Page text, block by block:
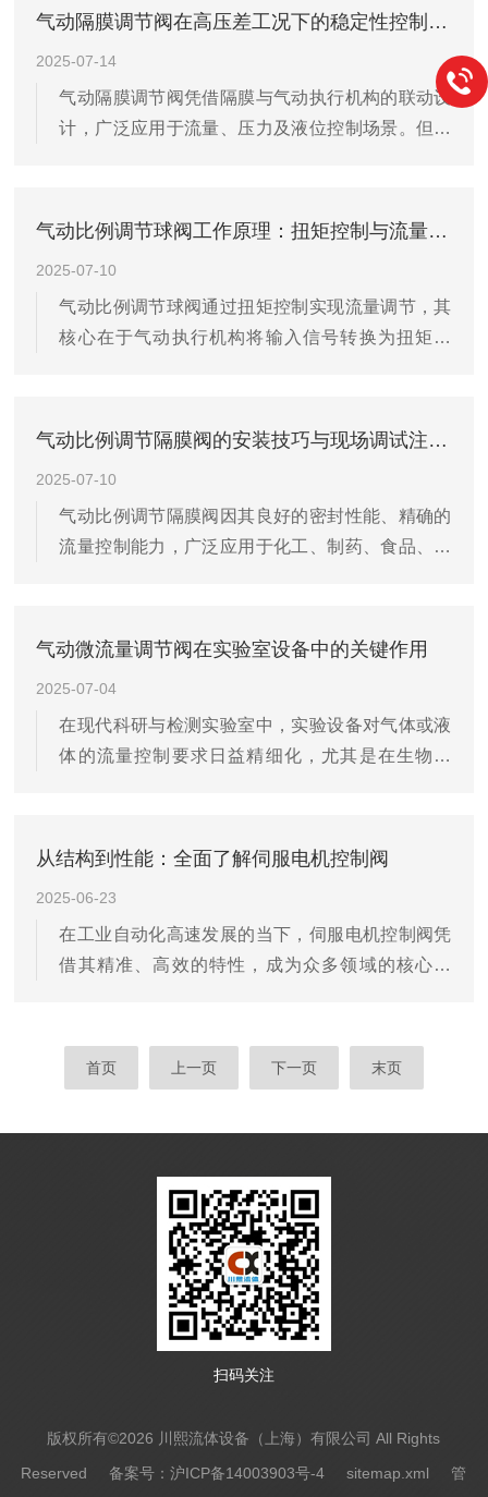
发现隐患，保障阀门稳定运行。​一、外观与结构检
UPVC阀体有无裂纹、变形或渗漏(尤其法兰密封
处)，可用干布擦拭连接部位，观察是否残留水渍或
介质痕迹；手动紧固螺栓(扭矩控制在厂家推荐值
气动隔膜调节阀在高压差工况下的稳定性控制方法
2025-07-14
气动隔膜调节阀凭借隔膜与气动执行机构的联动设
计，广泛应用于流量、压力及液位控制场景。但在
稳定性。如何优化其高压差工况下的性能？需从结
构优化：提升抗压与动态平衡能力1.​强化隔膜材质
与结构：高压差下，隔膜需承受更大冲击力。选用
多层复合隔膜(如PTFE+EPDM夹层)可兼顾耐压性
气动比例调节球阀工作原理：扭矩控制与流量特性的关系
2025-07-10
气动比例调节球阀通过扭矩控制实现流量调节，其
核心在于气动执行机构将输入信号转换为扭矩输
关系如下：扭矩控制机制气动比例调节球阀以压缩
电信号（如4-20mA电流信号），通过电气转换器将
其转换为与之成比例的气压信号。气压推动活塞或
齿轮齿条机构运动，产生旋转扭矩，驱动阀杆带动
气动比例调节隔膜阀的安装技巧与现场调试注意事项
2025-07-10
气动比例调节隔膜阀因其良好的密封性能、精确的
流量控制能力，广泛应用于化工、制药、食品、水
的调试流程至关重要。一、安装前准备1.核对技术
级、材质及连接方式是否符合工艺要求，确保与管
道系统匹配。2.检查配套元件：确认气源三联件(过
滤器、减压阀、油雾器)、电气定位器、信号线缆等
气动微流量调节阀在实验室设备中的关键作用
2025-07-04
在现代科研与检测实验室中，实验设备对气体或液
体的流量控制要求日益精细化，尤其是在生物工
重复性。气动微流量调节阀作为一种高精度的流体
用。该调节阀通过压缩空气驱动执行机构，精准控
制阀门开度，从而实现对气体或液体流量的连续、
稳定调节。其核心优势在于响应速度快、控制精度
的...
从结构到性能：全面了解伺服电机控制阀
2025-06-23
在工业自动化高速发展的当下，伺服电机控制阀凭
借其精准、高效的特性，成为众多领域的核心部
核心部件之一的伺服电机，通过内部的定子、转子
及编码器协同工作。定子产生旋转磁场，转子在磁
构，常见的有丝杆螺母副、齿轮传动等，它将电机
的旋转运动转化为直线运动或特定方向的位移，用
于驱动阀门部件。阀门本体部分，根据不同应...
首页 上一页 下一页 末页
扫码关注
版权所有©2026 川熙流体设备（上海）有限公司 All Rights
Reserved备案号：沪ICP备14003903号-4 sitemap.xml 管